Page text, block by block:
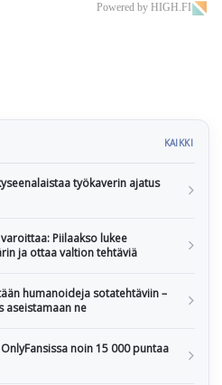
Powered by HIGH.FI
KAIKKI
työkaverin ajatus
Piilaakso lukee
ja ottaa valtion tehtäviä
humanoideja sotatehtäviin –
aseistamaan ne
noin 15 000 puntaa